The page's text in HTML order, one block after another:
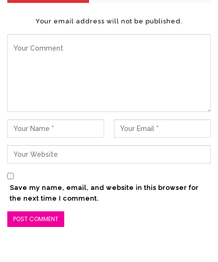
Your email address will not be published.
Save my name, email, and website in this browser for
the next time I comment.